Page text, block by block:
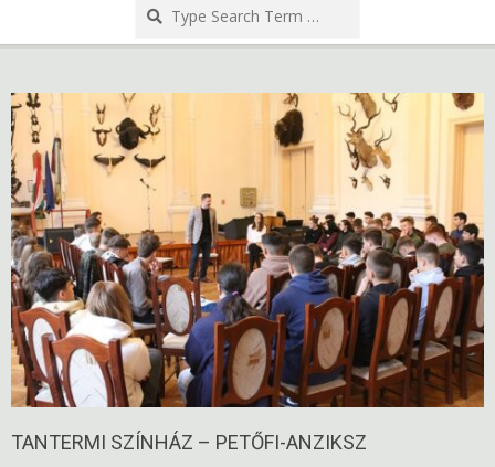
Menu
TANTERMI SZÍNHÁZ – PETŐFI-ANZIKSZ